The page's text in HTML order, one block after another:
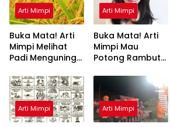
Arti Mimpi
Buka Mata! Arti
Mimpi Melihat
Padi Menguning
Diketahui
Arti Mimpi
Buka Mata! Arti
Mimpi Mau
Potong Rambut
Ini Penjelasannya
Arti Mimpi Arti Mimpi